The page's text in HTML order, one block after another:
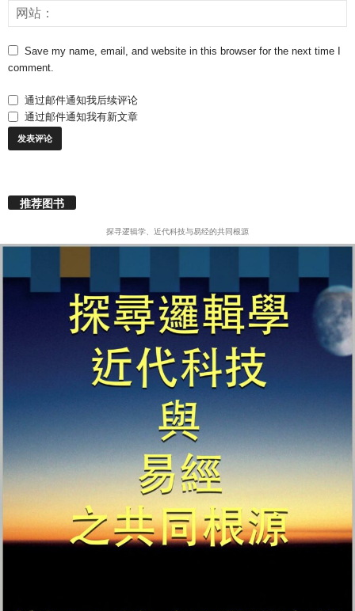
Save my name, email, and website in this browser for the next time I
comment.
通过邮件通知我后续评论
通过邮件通知我有新文章
推荐图书
探寻逻辑学、近代科技与易经的共同根源